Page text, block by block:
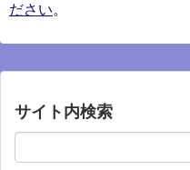
ださい。
サイト内検索